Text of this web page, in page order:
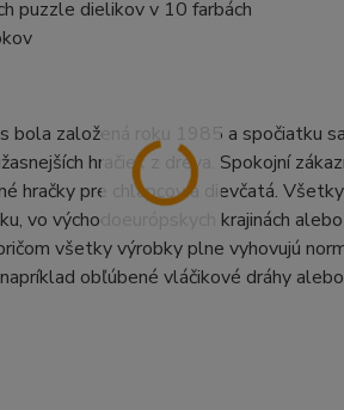
puzzle dielikov v 10 farbách
bola založená roku 1985 a spočiatku
hračiek z dreva. Spokojní
hračky pre chlapcov a dievčatá.
vo východoeurópskych krajinách
všetky výrobky plne vyhovujú
obľúbené vláčikové dráhy